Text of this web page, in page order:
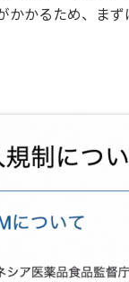
かかるため、ま